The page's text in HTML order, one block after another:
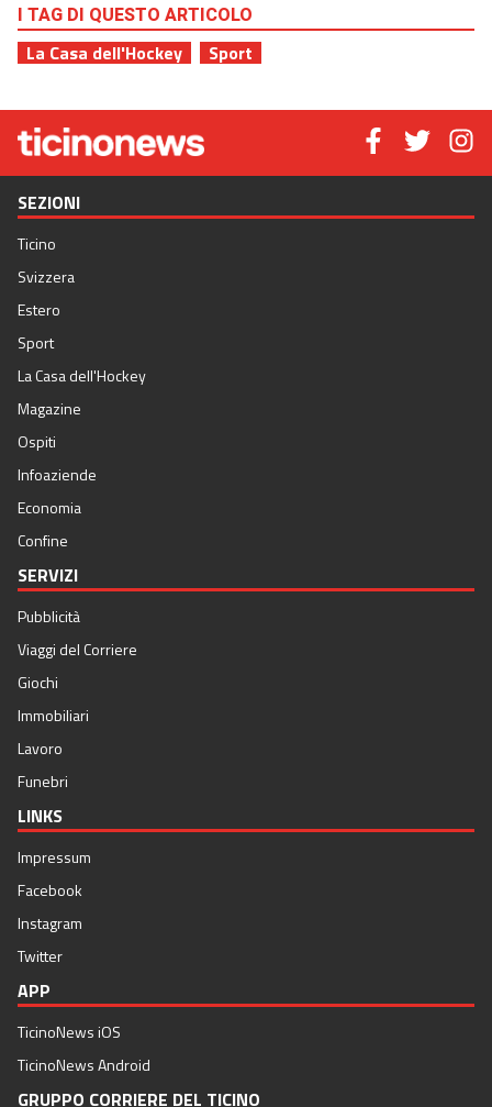
I TAG DI QUESTO ARTICOLO
La Casa dell'Hockey
Sport
SEZIONI
Ticino
Svizzera
Estero
Sport
La Casa dell'Hockey
Magazine
Ospiti
Infoaziende
Economia
Confine
SERVIZI
Pubblicità
Viaggi del Corriere
Giochi
Immobiliari
Lavoro
Funebri
LINKS
Impressum
Facebook
Instagram
Twitter
APP
TicinoNews iOS
TicinoNews Android
GRUPPO CORRIERE DEL TICINO